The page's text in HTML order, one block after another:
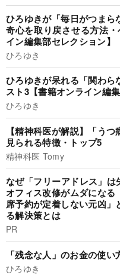
ひろゆきが「毎日がつまら
奇心を取り戻させる方法
イン編集部セレクション】
ひろゆき
ひろゆきが呆れる「関わら
スト3【書籍オンライン編
ひろゆき
【精神科医が解説】「う
見られる特徴・トップ5
精神科医 Tomy
なぜ「フリーアドレス」
オフィス改修がムダになる
席予約が定着しない元凶
る解決策とは
PR
「残念な人」のお金の使い
ひろゆき